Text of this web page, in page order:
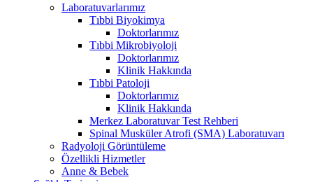
Laboratuvarlarımız
Tıbbi Biyokimya
Doktorlarımız
Tıbbi Mikrobiyoloji
Doktorlarımız
Klinik Hakkında
Tıbbi Patoloji
Doktorlarımız
Klinik Hakkında
Merkez Laboratuvar Test Rehberi
Spinal Musküler Atrofi (SMA) Laboratuvarı
Radyoloji Görüntüleme
Özellikli Hizmetler
Anne & Bebek